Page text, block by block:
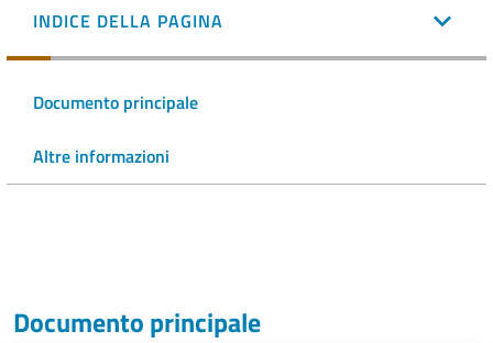
INDICE DELLA PAGINA
Documento principale
Altre informazioni
Documento principale